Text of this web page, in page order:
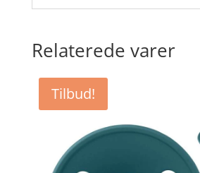
Relaterede varer
Tilbud!